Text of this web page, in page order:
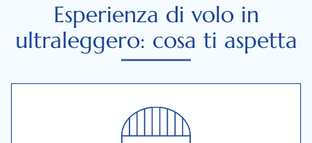
Esperienza di volo in
ultraleggero: cosa ti aspetta